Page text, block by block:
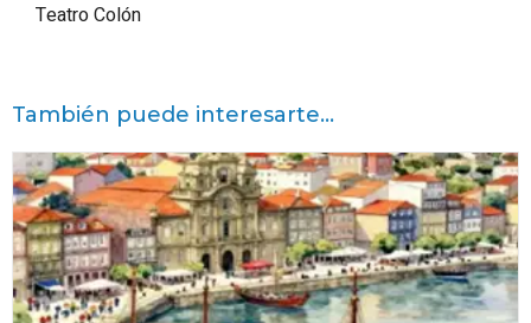
Teatro Colón
También puede interesarte...